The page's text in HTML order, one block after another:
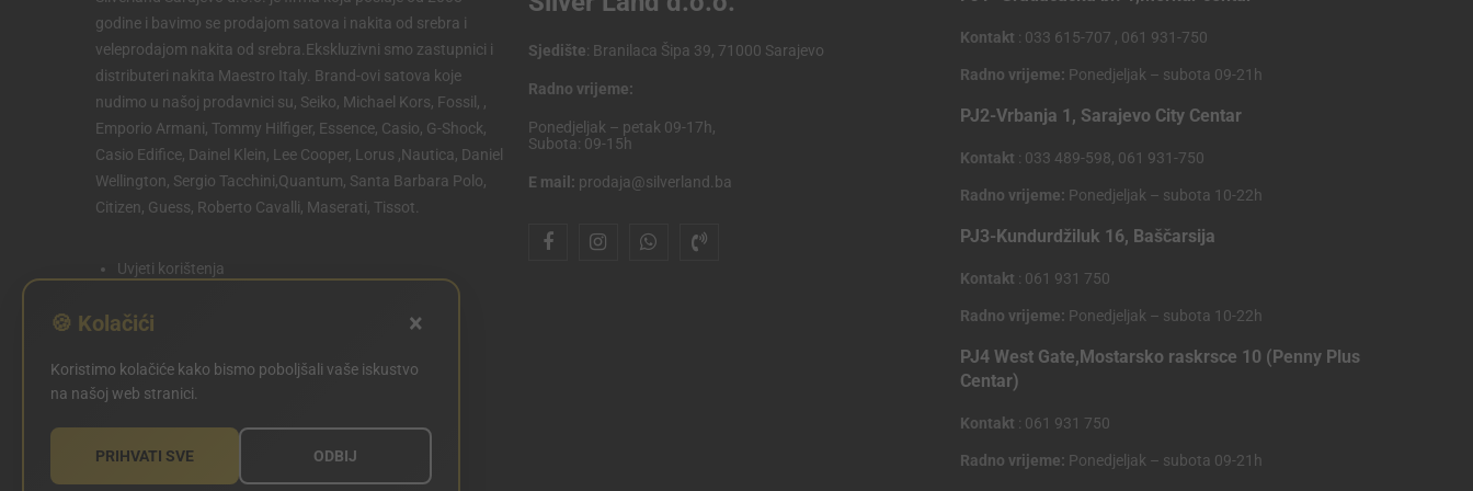
godine i bavimo se prodajom satova i nakita od srebra i
veleprodajom nakita od srebra.Ekskluzivni smo zastupnici i
distributeri nakita Maestro Italy. Brand-ovi satova koje
nudimo u našoj prodavnici su, Seiko, Michael Kors, Fossil, ,
Emporio Armani, Tommy Hilfiger, Essence, Casio, G-Shock,
Casio Edifice, Dainel Klein, Lee Cooper, Lorus ,Nautica, Daniel
Wellington, Sergio Tacchini,Quantum, Santa Barbara Polo,
Citizen, Guess, Roberto Cavalli, Maserati, Tissot.
Uvjeti korištenja
Politika kolačića
POSTAVKE KOLAČIĆA
Sjedište: Branilaca Šipa 39, 71000 Sarajevo
Radno vrijeme:
Ponedjeljak – petak 09-17h,
Subota: 09-15h
E mail: prodaja@silverland.ba
Kontakt : 033 615-707 , 061 931-750
Radno vrijeme: Ponedjeljak – subota 09-21h
PJ2-Vrbanja 1, Sarajevo City Centar
Kontakt : 033 489-598, 061 931-750
Radno vrijeme: Ponedjeljak – subota 10-22h
PJ3-Kundurdžiluk 16, Baščarsija
Kontakt : 061 931 750
Radno vrijeme: Ponedjeljak – subota 10-22h
PJ4 West Gate,Mostarsko raskrsce 10 (Penny Plus
Centar)
Kontakt : 061 931 750
Radno vrijeme: Ponedjeljak – subota 09-21h
🍪 Kolačići ×
Koristimo kolačiće kako bismo poboljšali vaše iskustvo
na našoj web stranici.
PRIHVATI SVE ODBIJ